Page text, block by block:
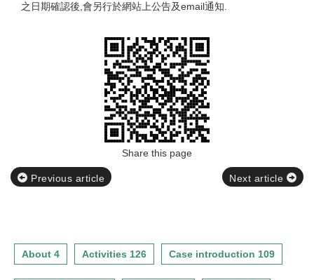
之日期確認後,會另行於網站上公告及email通知.
Share this page
Previous article Next article
About 4 Activities 126 Case introduction 109